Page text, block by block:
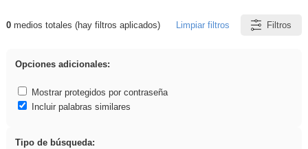
Resultados de: venganza
0medios totales (hay filtros aplicados) Limpiar filtros Filtros
Opciones adicionales:
Mostrar protegidos por contraseña
Incluir palabras similares
Tipo de búsqueda: